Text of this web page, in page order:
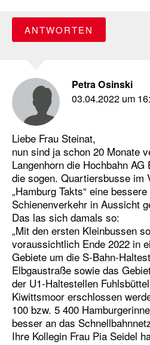
ANTWORTEN
Petra Osinski
03.04.2022 um
Liebe Frau Steinat,
nun sind ja schon 20 Monate
Langenhorn die Hochbahn
die sogen. Quartiersbusse im
„Hamburg Takts“ eine
Schienenverkehr in Aussicht
Das las sich damals so:
„Mit den ersten Kleinbussen
voraussichtlich Ende 2022 in
Gebiete um die S-Bahn-
Elbgaustraße sowie das
der U1-Haltestellen
Kiwittsmoor erschlossen
100 bzw. 5 400
besser an das
Ihre Kollegin Frau Pia Seidel